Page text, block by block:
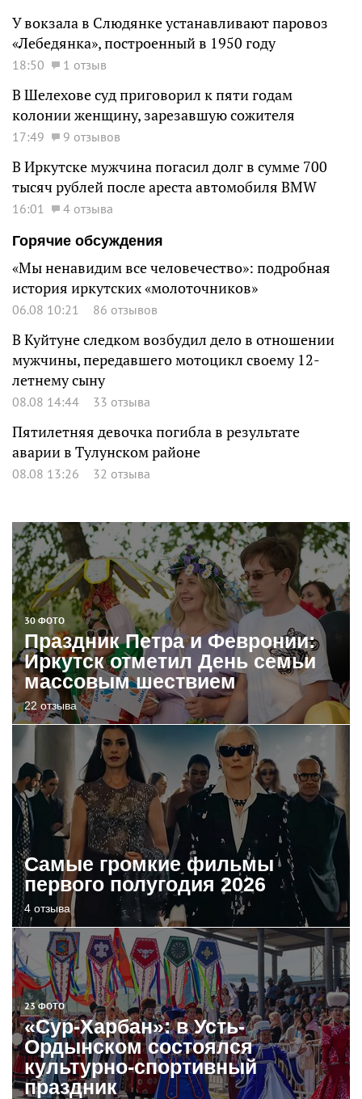
У вокзала в Слюдянке устанавливают паровоз
«Лебедянка», построенный в 1950 году
18:50 1 отзыв
В Шелехове суд приговорил к пяти годам
колонии женщину, зарезавшую сожителя
17:49 9 отзывов
В Иркутске мужчина погасил долг в сумме 700
тысяч рублей после ареста автомобиля BMW
16:01
4 отзыва
Горячие обсуждения
«Мы ненавидим все человечество»: подробная
история иркутских «молоточников»
06.08 10:21 86 отзывов
В Куйтуне следком возбудил дело в отношении
мужчины, передавшего мотоцикл своему 12-
летнему сыну
08.08 14:44 33 отзыва
Пятилетняя девочка погибла в результате
аварии в Тулунском районе
08.08 13:26 32 отзыва
30 ФОТО
Праздник Петра и Февронии:
Иркутск отметил День семьи
массовым шествием
22 отзыва
Самые громкие фильмы
первого полугодия 2026
4 отзыва
23 ФОТО
«Сур-Харбан»: в Усть-
Ордынском состоялся
культурно-спортивный
праздник